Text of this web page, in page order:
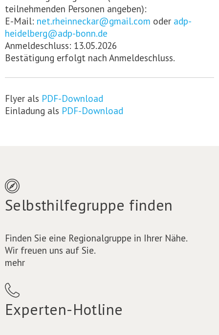
teilnehmenden Personen angeben):
E-Mail: net.rheinneckar@gmail.com oder adp-
heidelberg@adp-bonn.de
Anmeldeschluss: 13.05.2026
Bestätigung erfolgt nach Anmeldeschluss.
Flyer als PDF-Download
Einladung als PDF-Download
Selbsthilfegruppe finden
Finden Sie eine Regionalgruppe in Ihrer Nähe.
Wir freuen uns auf Sie.
mehr
Experten-Hotline